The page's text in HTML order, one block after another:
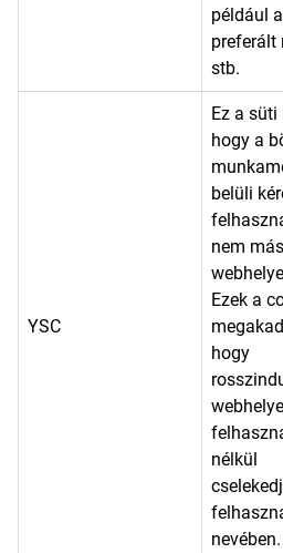
például
preferált
stb.
YSC
Ez a
hogy a
belüli
nem más
Ezek a
hogy
nélkül
nevében.